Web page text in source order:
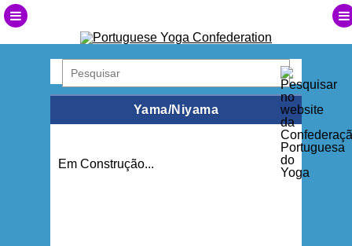
Yama/Niyama
Em Construção...